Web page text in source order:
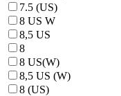
7.5 (US)
8 US W
8,5 US
8
8 US(W)
8,5 US (W)
8 (US)